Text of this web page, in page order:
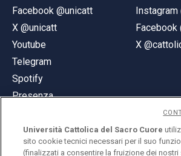
Facebook @unicatt
X @unicatt
Youtube
Telegram
Spotify
Presenza
Instagram
Facebook
X
Università Cattolica del Sacro Cuore
sito cookie tecnici necessari per il suo
(finalizzati a consentire la fruizione dei nostri